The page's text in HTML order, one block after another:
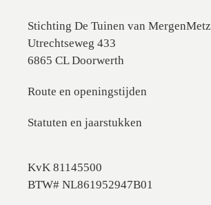
Stichting De Tuinen van MergenMetz
Utrechtseweg 433
6865 CL Doorwerth
Route en openingstijden
Statuten en jaarstukken
KvK 81145500
BTW# NL861952947B01